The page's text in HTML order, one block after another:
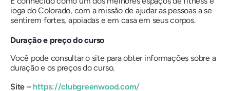
ioga do Colorado, com a missão de ajudar as pessoas a se
sentirem fortes, apoiadas e em casa em seus corpos.
Duração e preço do curso
Você pode consultar o site para obter informações sobre a
duração e os preços do curso.
Site – https://clubgreenwood.com/